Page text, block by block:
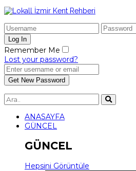
Remember Me
Lost your password?
ANASAYFA
GÜNCEL
GÜNCEL
Hepsini Görüntüle